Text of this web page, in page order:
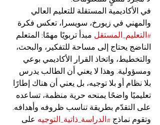
في الأكاديمية المستقلة للتعليم العالي
والمهني في زيورخ، سويسرا، تعكس فكرة
#التعليم_المستقل مبدأ تربويًا مهمًا: المتعلم
الناضج يحتاج إلى مساحة للتفكير، والبحث،
والتخطيط، واتخاذ القرار الأكاديمي بوعي
ومسؤولية. وهذا لا يعني أن الطالب يدرس
بلا نظام أو بلا توجيه، بل يعني أن هناك إطارًا
تعليميًا واضحًا يمنحه حرية منظمة، تساعده
على التقدّم بطريقة تناسب ظروفه وأهدافه.
وتقوم نماذج #الدراسة_ذاتية_التوجيه على